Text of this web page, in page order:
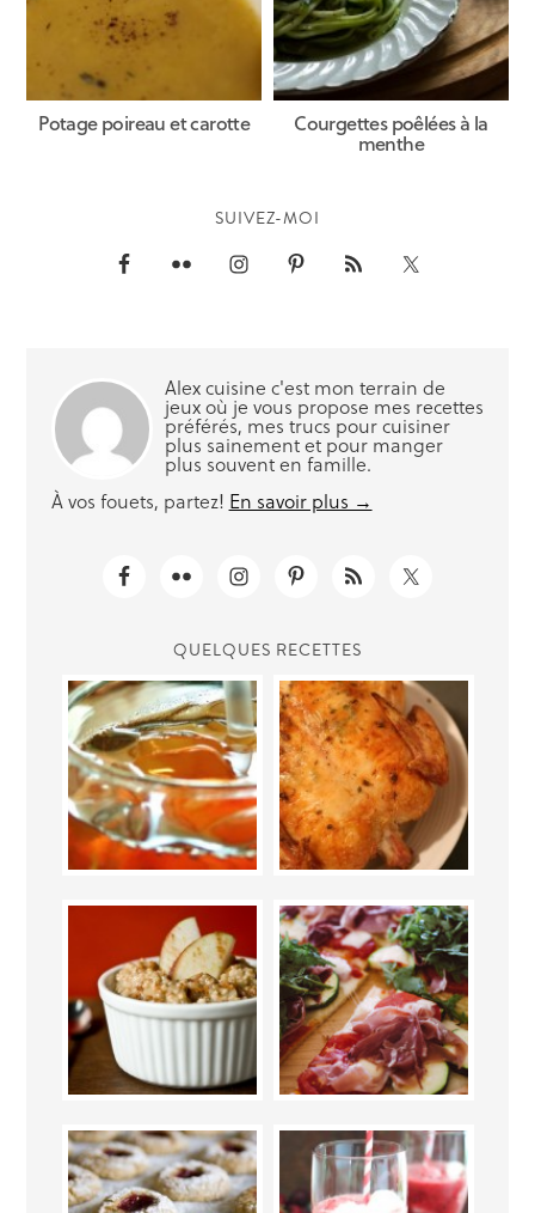
Potage poireau et carotte Courgettes poêlées à la
menthe
SUIVEZ-MOI
Alex cuisine c'est mon terrain de
jeux où je vous propose mes recettes
préférés, mes trucs pour cuisiner
plus sainement et pour manger
plus souvent en famille.
À vos fouets, partez! En savoir plus →
QUELQUES RECETTES